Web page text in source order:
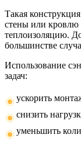
Такая
стены или кровлю
теплоизоляцию.
большинстве
Использование
задач:
ускорить
снизить
уменьшить